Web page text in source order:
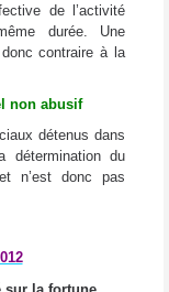
de l’activité
durée. Une
contraire à la
non abusif
détenus dans
détermination du
n’est donc pas